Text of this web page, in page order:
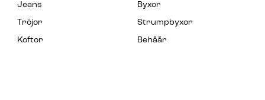
Jeans
Byxor
Tröjor
Strumpbyxor
Koftor
Behåår